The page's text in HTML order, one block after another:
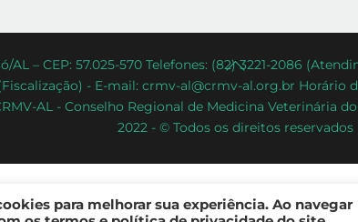
Back
To
Top
AL – CEP: 57.025-570 Telefones: (82) 3221-2086
- E-mail: crmv-al@crmv-al.org.br Horário
AL - Conselho Regional de Medicina Veterinária
2022 - © Todos os direitos reservados
para melhorar sua experiência. Ao navegar